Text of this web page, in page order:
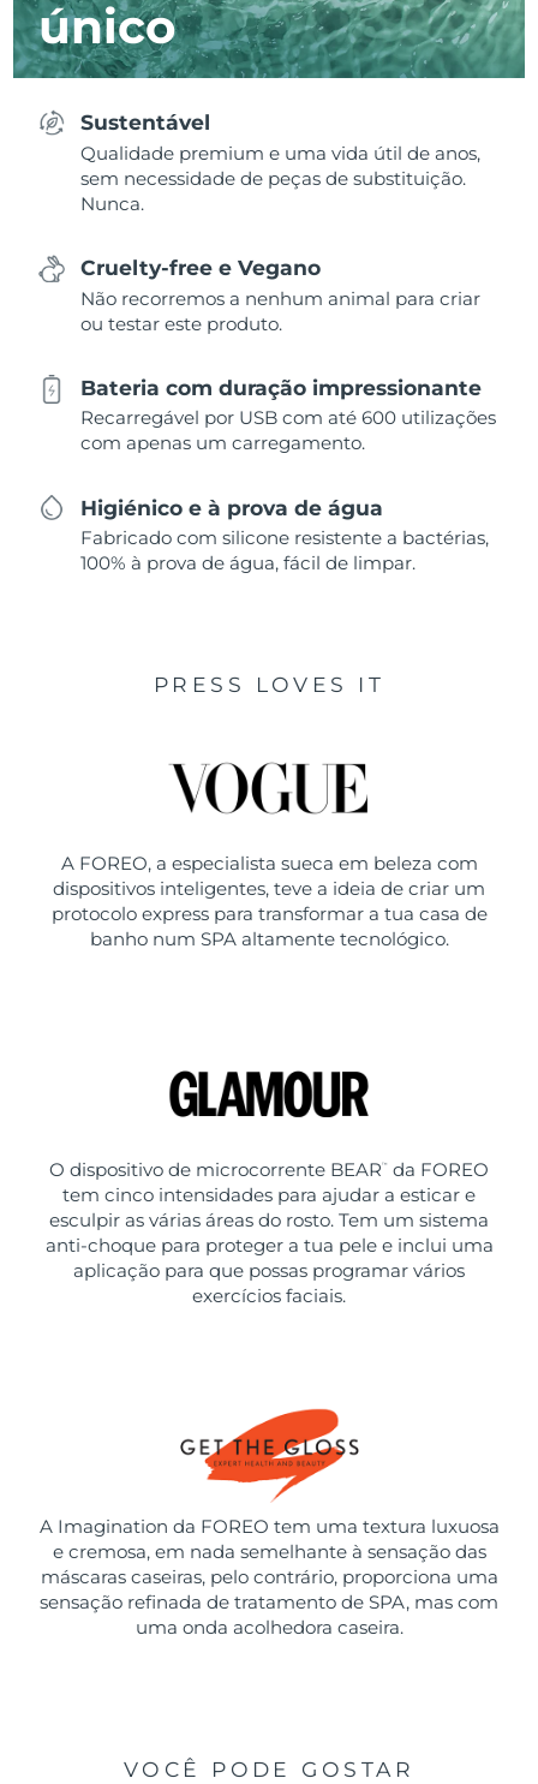
único
Sustentável
Qualidade premium e uma vida útil de anos,
sem necessidade de peças de substituição.
Nunca.
Cruelty-free e Vegano
Não recorremos a nenhum animal para criar
ou testar este produto.
Bateria com duração impressionante
Recarregável por USB com até 600 utilizações
com apenas um carregamento.
Higiénico e à prova de água
Fabricado com silicone resistente a bactérias,
100% à prova de água, fácil de limpar.
PRESS LOVES IT
A FOREO, a especialista sueca em beleza com
dispositivos inteligentes, teve a ideia de criar um
protocolo express para transformar a tua casa de
banho num SPA altamente tecnológico.
O dispositivo de microcorrente BEAR ™
da FOREO
tem cinco intensidades para ajudar a esticar e
esculpir as várias áreas do rosto. Tem um sistema
anti-choque para proteger a tua pele e inclui uma
aplicação para que possas programar vários
exercícios faciais.
A Imagination da FOREO tem uma textura luxuosa
e cremosa, em nada semelhante à sensação das
máscaras caseiras, pelo contrário, proporciona uma
sensação refinada de tratamento de SPA, mas com
uma onda acolhedora caseira.
VOCÊ PODE GOSTAR